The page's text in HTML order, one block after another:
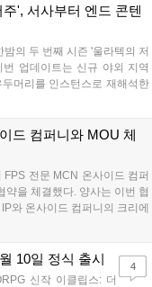
번 시상식이 e스포츠의
가 되도록 노력하겠다
', 서사부터 엔드 콘텐
의 두 번째 시즌 '울라텍의 저
업데이트는 신규 야외 지역
머리를 인스턴스로 재해석한
템 개선 및 신화+ 던전 로테이
드 컴퍼니와 MOU 체
전문 MCN 온사이드 컴퍼
을 체결했다. 양사는 이번 협
와 온사이드 컴퍼니의 크리에
텐츠를 공동 기획한다. 또한
이며 e스포츠 생태계 확장에
10일 정식 출시
신작 이클립스: 더
4